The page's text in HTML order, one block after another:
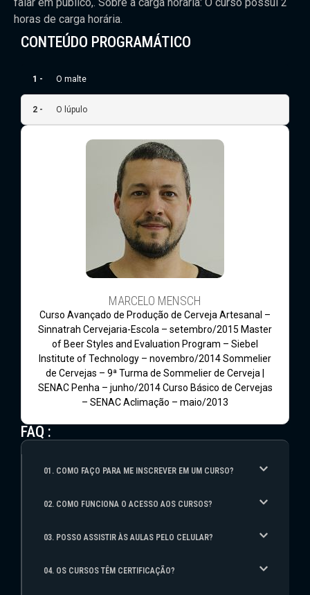
horas de carga horária.
CONTEÚDO PROGRAMÁTICO
1 - O malte
2 - O lúpulo
MARCELO MENSCH
Curso Avançado de Produção de Cerveja Artesanal –
Sinnatrah Cervejaria-Escola – setembro/2015 Master
of Beer Styles and Evaluation Program – Siebel
Institute of Technology – novembro/2014 Sommelier
de Cervejas – 9ª Turma de Sommelier de Cerveja |
SENAC Penha – junho/2014 Curso Básico de Cervejas
– SENAC Aclimação – maio/2013
FAQ :
01. COMO FAÇO PARA ME INSCREVER EM UM CURSO?
02. COMO FUNCIONA O ACESSO AOS CURSOS?
03. POSSO ASSISTIR ÀS AULAS PELO CELULAR?
04. OS CURSOS TÊM CERTIFICAÇÃO?